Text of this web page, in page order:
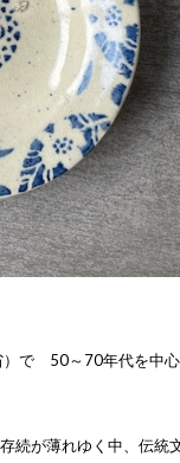
）で 50～70年代を中
続が薄れゆく中、伝統